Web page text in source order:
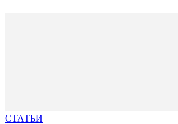
СТАТЬИ